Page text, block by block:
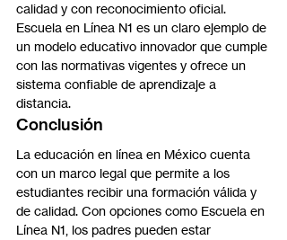
calidad y con reconocimiento oficial.
Escuela en Línea N1 es un claro ejemplo de
un modelo educativo innovador que cumple
con las normativas vigentes y ofrece un
sistema confiable de aprendizaje a
distancia.
Conclusión
La educación en línea en México cuenta
con un marco legal que permite a los
estudiantes recibir una formación válida y
de calidad. Con opciones como Escuela en
Línea N1, los padres pueden estar